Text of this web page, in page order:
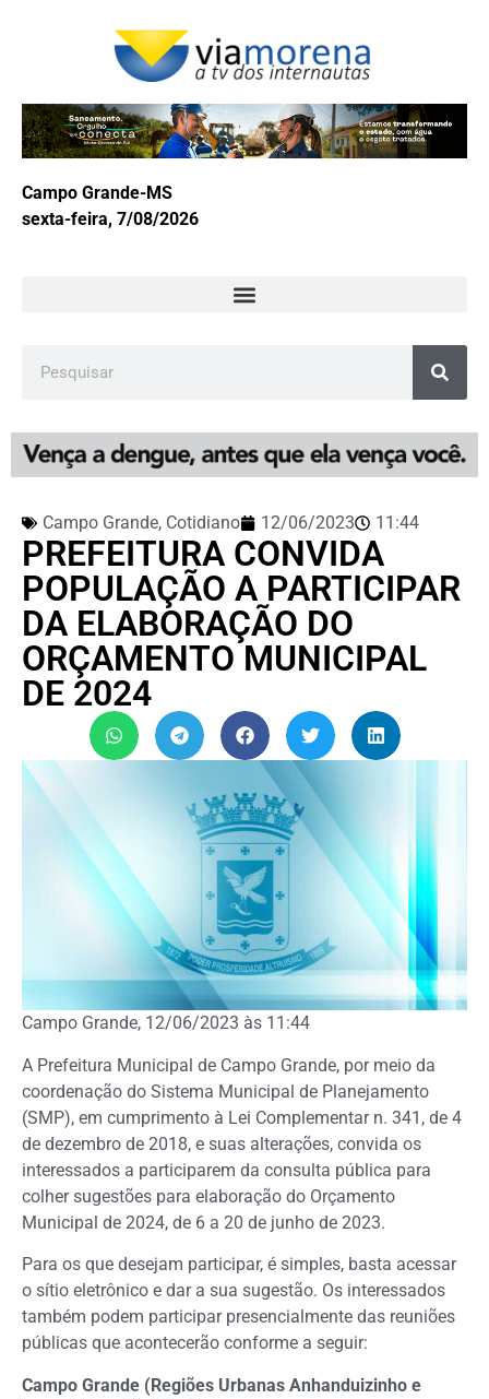
Campo Grande-MS
sexta-feira, 7/08/2026
Campo Grande, Cotidiano 12/06/2023 11:44
PREFEITURA CONVIDA
POPULAÇÃO A PARTICIPAR
DA ELABORAÇÃO DO
ORÇAMENTO MUNICIPAL
DE 2024
Campo Grande, 12/06/2023 às 11:44
A Prefeitura Municipal de Campo Grande, por meio da
coordenação do Sistema Municipal de Planejamento
(SMP), em cumprimento à Lei Complementar n. 341, de 4
de dezembro de 2018, e suas alterações, convida os
interessados a participarem da consulta pública para
colher sugestões para elaboração do Orçamento
Municipal de 2024, de 6 a 20 de junho de 2023.
Para os que desejam participar, é simples, basta acessar
o sítio eletrônico e dar a sua sugestão. Os interessados
também podem participar presencialmente das reuniões
públicas que acontecerão conforme a seguir:
Campo Grande (Regiões Urbanas Anhanduizinho e